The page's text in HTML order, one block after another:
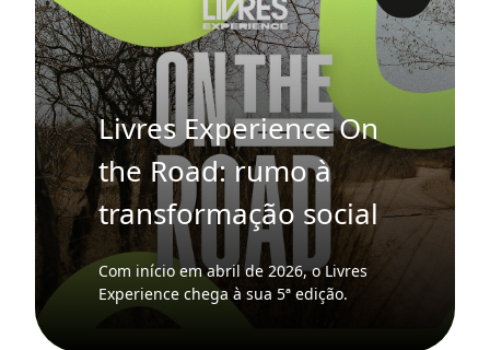
Livres Experience On
the Road: rumo à
transformação social
Com início em abril de 2026, o Livres
Experience chega à sua 5ª edição.